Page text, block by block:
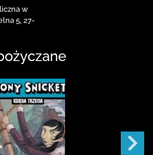
w
5 27-